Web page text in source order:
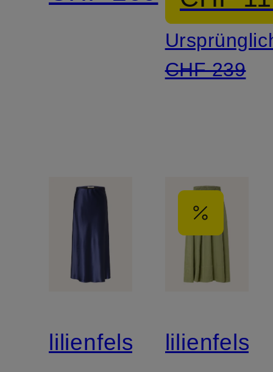
CHF 239
lilienfels
lilienfels